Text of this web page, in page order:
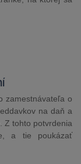
zamestnávateľa o
na daň a
Z tohto potvrdenia
a tie poukázať